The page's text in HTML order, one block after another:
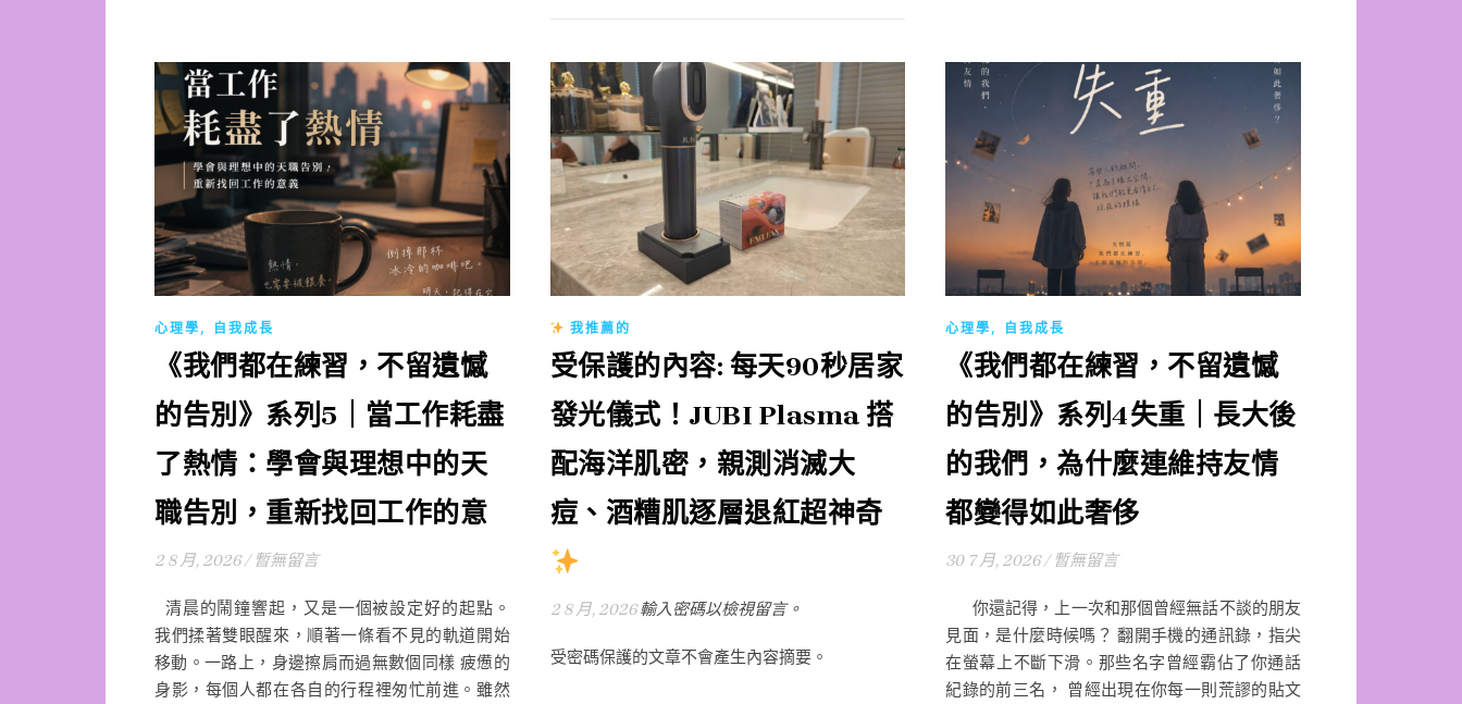
心理學, 自我成長
《我們都在練習，不留遺憾
的告別》系列5｜當工作耗盡
了熱情：學會與理想中的天
職告別，重新找回工作的意
2 8 月, 2026 / 暫無留言
清晨的鬧鐘響起，又是一個被設定好的起點。
我們揉著雙眼醒來，順著一條看不見的軌道開始
移動。一路上，身邊擦肩而過無數個同樣 疲憊的
身影，每個人都在各自的行程裡匆忙前進。雖然
我推薦的
受保護的內容: 每天90秒居家
發光儀式！JUBI Plasma 搭
配海洋肌密，親測消滅大
痘、酒糟肌逐層退紅超神奇
2 8 月, 2026 輸入密碼以檢視留言。
受密碼保護的文章不會產生內容摘要。
心理學, 自我成長
《我們都在練習，不留遺憾
的告別》系列4失重｜長大後
的我們，為什麼連維持友情
都變得如此奢侈
30 7 月, 2026 / 暫無留言
你還記得，上一次和那個曾經無話不談的朋友
見面，是什麼時候嗎？ 翻開手機的通訊錄，指尖
在螢幕上不斷下滑。那些名字曾經霸佔了你通話
紀錄的前三名， 曾經出現在你每一則荒謬的貼文